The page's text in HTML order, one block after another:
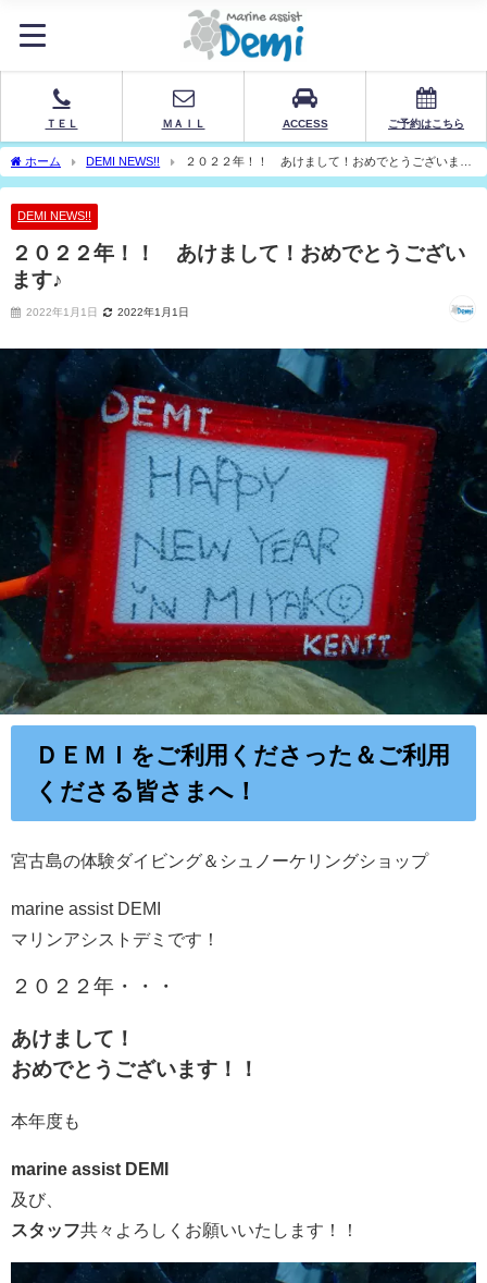
ＴＥＬ ＭＡＩＬ ACCESS ご予約はこちら
ホーム DEMI NEWS!!
２０２２年！！ あけまして！おめでとうございます
♪
DEMI NEWS!!
２０２２年！！ あけまして！おめでとうござい
ます♪
2022年1月1日 2022年1月1日
ＤＥＭＩをご利用くださった＆ご利用
くださる皆さまへ！
宮古島の体験ダイビング＆シュノーケリングショップ
marine assist DEMI
マリンアシストデミです！
２０２２年・・・
あけまして！
おめでとうございます！！
本年度も
marine assist DEMI
及び、
スタッフ共々よろしくお願いいたします！！